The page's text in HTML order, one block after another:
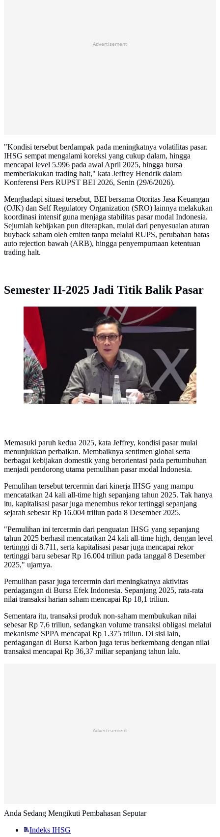
Advertisement
"Kondisi tersebut berdampak pada meningkatnya volatilitas pasar.
IHSG sempat mengalami koreksi yang cukup dalam, hingga
mencapai level 5.996 pada awal April 2025, hingga bursa
memberlakukan trading halt," kata Jeffrey Hendrik dalam
Konferensi Pers RUPST BEI 2026, Senin (29/6/2026).
Menghadapi situasi tersebut, BEI bersama Otoritas Jasa Keuangan
(OJK) dan Self Regulatory Organization (SRO) lainnya melakukan
koordinasi intensif guna menjaga stabilitas pasar modal Indonesia.
Sejumlah kebijakan pun diterapkan, mulai dari penyesuaian aturan
buyback saham oleh emiten tanpa melalui RUPS, perubahan batas
auto rejection bawah (ARB), hingga penyempurnaan ketentuan
trading halt.
Semester II-2025 Jadi Titik Balik Pasar
Direktur Utama PT Bursa Efek Indonesia (BEI)
periode 2026-2030 Jeffrey Hendrik.
(Liputan6.com/Tira)
Memasuki paruh kedua 2025, kata Jeffrey, kondisi pasar mulai
menunjukkan perbaikan. Membaiknya sentimen global serta
berbagai kebijakan domestik yang berorientasi pada pertumbuhan
menjadi pendorong utama pemulihan pasar modal Indonesia.
Pemulihan tersebut tercermin dari kinerja IHSG yang mampu
mencatatkan 24 kali all-time high sepanjang tahun 2025. Tak hanya
itu, kapitalisasi pasar juga menembus rekor tertinggi sepanjang
sejarah sebesar Rp 16.004 triliun pada 8 Desember 2025.
"Pemulihan ini tercermin dari penguatan IHSG yang sepanjang
tahun 2025 berhasil mencatatkan 24 kali all-time high, dengan level
tertinggi di 8.711, serta kapitalisasi pasar juga mencapai rekor
tertinggi baru sebesar Rp 16.004 triliun pada tanggal 8 Desember
2025," ujarnya.
Pemulihan pasar juga tercermin dari meningkatnya aktivitas
perdagangan di Bursa Efek Indonesia. Sepanjang 2025, rata-rata
nilai transaksi harian saham mencapai Rp 18,1 triliun.
Sementara itu, transaksi produk non-saham membukukan nilai
sebesar Rp 7,6 triliun, sedangkan volume transaksi obligasi melalui
mekanisme SPPA mencapai Rp 1.375 triliun. Di sisi lain,
perdagangan di Bursa Karbon juga terus berkembang dengan nilai
transaksi mencapai Rp 36,37 miIiar sepanjang tahun lalu.
Advertisement
Anda Sedang Mengikuti Pembahasan Seputar
Indeks IHSG